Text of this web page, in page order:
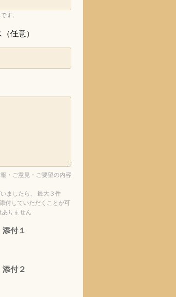
す。
任意）
・ご意見・ご要望の内容
ましたら、 最大３件
付していただくことが可
りません
付１
付２